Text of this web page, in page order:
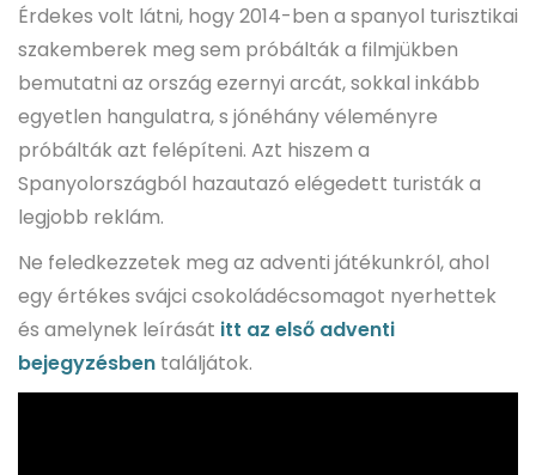
Érdekes volt látni, hogy 2014-ben a spanyol turisztikai
szakemberek meg sem próbálták a filmjükben
bemutatni az ország ezernyi arcát, sokkal inkább
egyetlen hangulatra, s jónéhány véleményre
próbálták azt felépíteni. Azt hiszem a
Spanyolországból hazautazó elégedett turisták a
legjobb reklám.
Ne feledkezzetek meg az adventi játékunkról, ahol
egy értékes svájci csokoládécsomagot nyerhettek
és amelynek leírását itt az első adventi
bejegyzésben találjátok.